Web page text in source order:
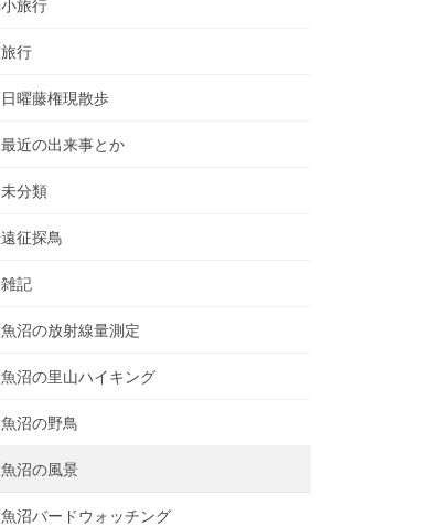
小旅行
旅行
日曜藤権現散歩
最近の出来事とか
未分類
遠征探鳥
雑記
魚沼の放射線量測定
魚沼の里山ハイキング
魚沼の野鳥
魚沼の風景
魚沼バードウォッチング